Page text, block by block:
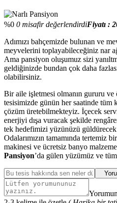
%0 0 misafir değerlendirdiFiyatı :
Adımızı bahçemizde bulunan ve
meyvelerini toplayabileceğiniz nar
Ama pansiyon oluşumuz sizi
geldiğinizde bundan çok daha
olabilirsiniz.
Bir aile işletmesi olmanın gururu ve
tesisimizde günün her saatinde tüm
çözüm üretebilmekteyiz. İçecek
enerjiyi dışa vuracak şekilde
tek hedefimizi yüzünüzü
Odalarımızın tamamında tertemiz
makinesi ve ücretsiz banyo
Pansiyon’da gülen yüzümüz ve